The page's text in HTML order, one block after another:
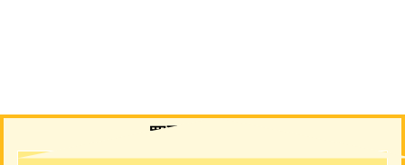
買取について